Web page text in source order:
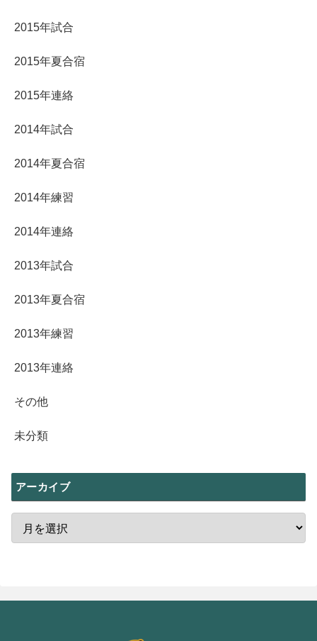
2015年試合
2015年夏合宿
2015年連絡
2014年試合
2014年夏合宿
2014年練習
2014年連絡
2013年試合
2013年夏合宿
2013年練習
2013年連絡
その他
未分類
アーカイブ